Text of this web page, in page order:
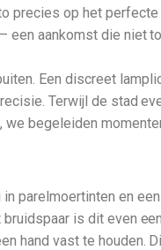
precies op het
een aankomst die niet
Een discreet
Terwijl de stad
begeleiden
parelmoertinten en
is dit even
hand vast te houden.